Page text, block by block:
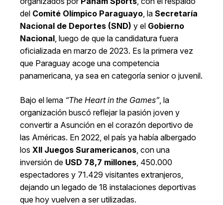
del Comité Olímpico Paraguayo, la Secretaría
Nacional de Deportes (SND) y el Gobierno
Nacional, luego de que la candidatura fuera
oficializada en marzo de 2023. Es la primera vez
que Paraguay acoge una competencia
panamericana, ya sea en categoría senior o juvenil.
Bajo el lema “The Heart in the Games”, la
organización buscó reflejar la pasión joven y
convertir a Asunción en el corazón deportivo de
las Américas. En 2022, el país ya había albergado
los XII Juegos Suramericanos, con una
inversión de USD 78,7 millones, 450.000
espectadores y 71.429 visitantes extranjeros,
dejando un legado de 18 instalaciones deportivas
que hoy vuelven a ser utilizadas.